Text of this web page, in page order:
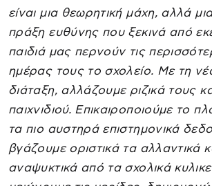
είναι μια θεωρητική μάχη, αλλά
πράξη ευθύνης που ξεκινά από
παιδιά μας περνούν τις
ημέρας τους το σχολείο. Με τη
διάταξη, αλλάζουμε ριζικά τους
παιχνιδιού. Επικαιροποιούμε το
τα πιο αυστηρά επιστημονικά
βγάζουμε οριστικά τα αλλαντικά
αναψυκτικά από τα σχολικά